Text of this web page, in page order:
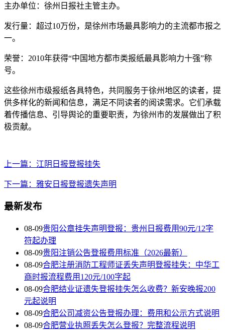
主办单位：徐州日报社主管主办。
发行量：超过10万份，是徐州市场最具影响力的主流都市报之
一。
荣誉：2010年获得“中国地方都市类报纸最具影响力十强”称
号。
这些徐州市级报纸各具特色，共同服务于徐州地区的读者，提
供多样化的新闻和信息，满足不同读者的阅读需求。它们承载
着传播信息、引导舆论的重要职责，为徐州市的发展做出了积
极贡献。
上一篇：江阴日报登报挂失
下一篇：雅安日报登报遗失声明
最新发布
08-09贵阳公章挂失声明登报：贵州日报费用90元/12字
符起办理
08-09贵阳注销公告登报费用标准（2026最新）
08-09合肥注册消防工程师证丢失声明登报挂失：中华工
商时报流程费用120元/100字起
08-09合肥结业证遗失登报挂失怎么收费？新安晚报200
元起说明
08-09合肥公司减资公告登报办理：费用和公示方式说明
08-09合肥营业执照丢失怎么登报？完整流程说明